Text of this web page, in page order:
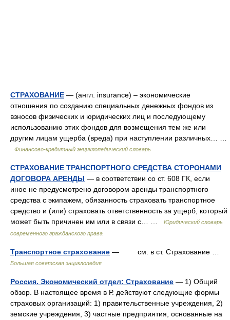
СТРАХОВАНИЕ — (англ. insurance) – экономические
отношения по созданию специальных денежных фондов из
взносов физических и юридических лиц и последующему
использованию этих фондов для возмещения тем же или
другим лицам ущерба (вреда) при наступлении различных… …
Финансово-кредитный энциклопедический словарь
СТРАХОВАНИЕ ТРАНСПОРТНОГО СРЕДСТВА СТОРОНАМИ
ДОГОВОРА АРЕНДЫ — в соответствии со ст. 608 ГК, если
иное не предусмотрено договором аренды транспортного
средства с экипажем, обязанность страховать транспортное
средство и (или) страховать ответственность за ущерб, который
может быть причинен им или в связи с… …
Юридический словарь
современного гражданского права
Транспортное страхование — см. в ст. Страхование …
Большая советская энциклопедия
Россия. Экономический отдел: Страхование — 1) Общий
обзор. В настоящее время в Р. действуют следующие формы
страховых организаций: 1) правительственные учреждения, 2)
земские учреждения, 3) частные предприятия, основанные на